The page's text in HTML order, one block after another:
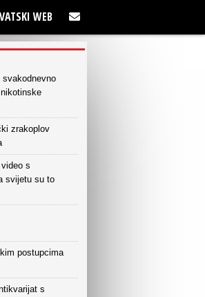
WEB
zrakoplov
video s
svijetu su to
postupcima
s